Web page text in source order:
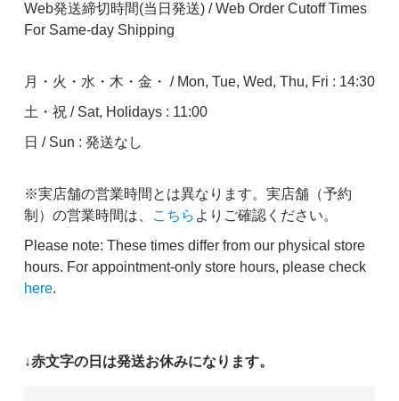
Web発送締切時間(当日発送) / Web Order Cutoff Times
For Same-day Shipping
月・火・水・木・金・ / Mon, Tue, Wed, Thu, Fri : 14:30
土・祝 / Sat, Holidays : 11:00
日 / Sun : 発送なし
※実店舗の営業時間とは異なります。実店舗（予約
制）の営業時間は、
こちら よりご確認ください。
Please note: These times differ from our physical store
hours. For appointment-only store hours, please check
here.
↓赤文字の日は発送お休みになります。